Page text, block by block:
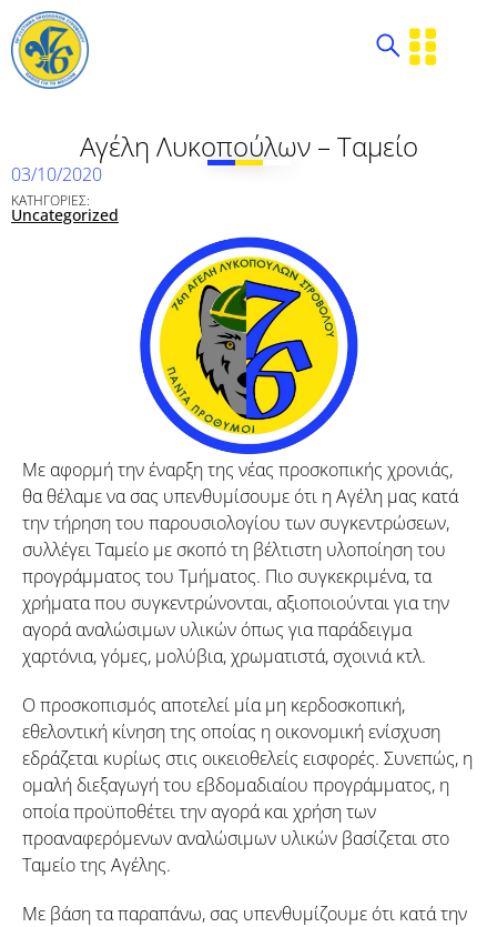
Αγέλη Λυκοπούλων – Ταμείο
03/10/2020
ΚΑΤΗΓΟΡΙΕΣ:
Uncategorized
Με αφορμή την έναρξη της νέας προσκοπικής χρονιάς,
θα θέλαμε να σας υπενθυμίσουμε ότι η Αγέλη μας κατά
την τήρηση του παρουσιολογίου των συγκεντρώσεων,
συλλέγει Ταμείο με σκοπό τη βέλτιστη υλοποίηση του
προγράμματος του Τμήματος. Πιο συγκεκριμένα, τα
χρήματα που συγκεντρώνονται, αξιοποιούνται για την
αγορά αναλώσιμων υλικών όπως για παράδειγμα
χαρτόνια, γόμες, μολύβια, χρωματιστά, σχοινιά κτλ.
Ο προσκοπισμός αποτελεί μία μη κερδοσκοπική,
εθελοντική κίνηση της οποίας η οικονομική ενίσχυση
εδράζεται κυρίως στις οικειοθελείς εισφορές. Συνεπώς, η
ομαλή διεξαγωγή του εβδομαδιαίου προγράμματος, η
οποία προϋποθέτει την αγορά και χρήση των
προαναφερόμενων αναλώσιμων υλικών βασίζεται στο
Ταμείο της Αγέλης.
Με βάση τα παραπάνω, σας υπενθυμίζουμε ότι κατά την